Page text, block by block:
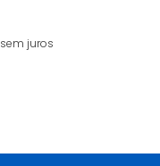
sem juros